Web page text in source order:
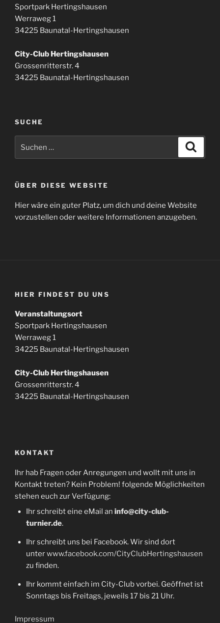
Sportpark Hertingshausen
Werraweg 1
34225 Baunatal-Hertingshausen
City-Club Hertingshausen
Grossenritterstr. 4
34225 Baunatal-Hertingshausen
SUCHE
nach:
ÜBER DIESE WEBSITE
Hier wäre ein guter Platz, um dich und deine Website
vorzustellen oder weitere Informationen anzugeben.
HIER FINDEST DU UNS
Veranstaltungsort
Sportpark Hertingshausen
Werraweg 1
34225 Baunatal-Hertingshausen
City-Club Hertingshausen
Grossenritterstr. 4
34225 Baunatal-Hertingshausen
KONTAKT
Ihr hab Fragen oder Anregungen und wollt mit uns in
Kontakt treten? Kein Problem! folgende Möglichkeiten
stehen euch zur Verfügung:
Ihr schreibt eine eMail an info@city-club-
turnier.de.
Ihr schreibt uns bei Facebook. Wir sind dort
unterwww.facebook.com/CityClubHertingshausen
zu finden.
Ihr kommt einfach im City-Club vorbei. Geöffnet ist
Sonntags bis Freitags, jeweils 17 bis 21 Uhr.
Impressum